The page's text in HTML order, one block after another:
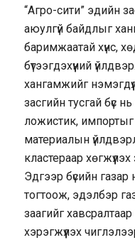
“Агро-сити” эдийн
аюулгүй байдлыг
баримжаатай хүнс,
бүтээгдэхүүний
хангамжийг
засгийн тусгай бүс
ложистик,
материалын
кластераар
Эдгээр бүсийн
тогтоож, эдэлбэр
заагийг
хэрэгжүүлэх